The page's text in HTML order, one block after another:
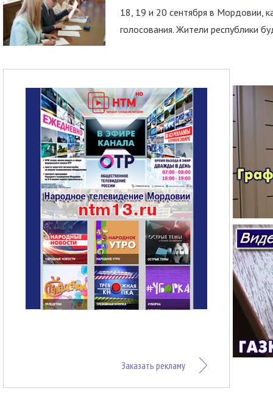
18, 19 и 20 сентября в Мордовии,
голосования. Жители республики
Заказать рекламу